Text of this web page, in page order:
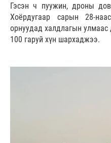
Гэсэн ч пуужин, дроны
Хоёрдугаар сарын 28-
орнуудад халдлагын
100 гаруй хүн шархаджээ.